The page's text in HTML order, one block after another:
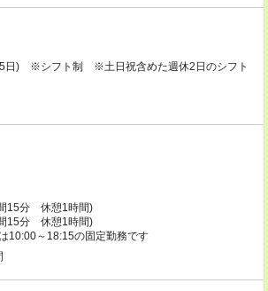
5日) ※シフト制 ※土日祝含めた週休2日のシフト
15分 休憩1時間)
15分 休憩1時間)
10:00～18:15の固定勤務です